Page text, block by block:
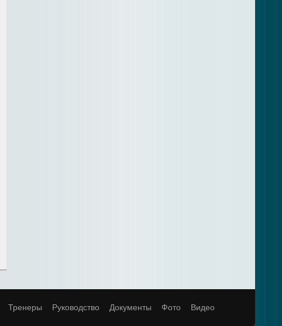
Тренеры Руководство Документы Фото Видео